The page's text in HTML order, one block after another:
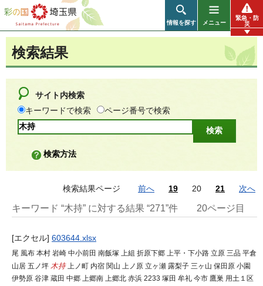
彩の国 埼玉県
情報を探す メニュー
緊急・防
災
検索結果
サイト内検索
キーワードで検索
ページ番号で検索
検索方法
検索結果ページ 前へ 19 20 21 次へ
キーワード “木持” に対する結果 “271”件 20ページ目
[エクセル] 603644.xlsx
尾 風布 本村 岩崎 中小前田 南飯塚 上組 折原下郷 上平・下小路 立原 三品 平倉
山居 五ノ坪 木持上ノ町 内宿 関山 上ノ原 立ヶ瀬 露梨子 三ヶ山 保田原 小園
伊勢原 谷津 蔵田 中郷 上郷南 上郷北 赤浜 2233 塚田 牟礼 今市 鷹巣 用土１区